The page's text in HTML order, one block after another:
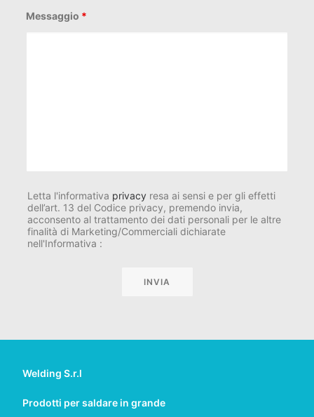
Messaggio *
Letta l'informativa privacy resa ai sensi e per gli effetti
dell’art. 13 del Codice privacy, premendo invia,
acconsento al trattamento dei dati personali per le altre
finalità di Marketing/Commerciali dichiarate
nell'Informativa :
Welding S.r.l
Prodotti per saldare in grande